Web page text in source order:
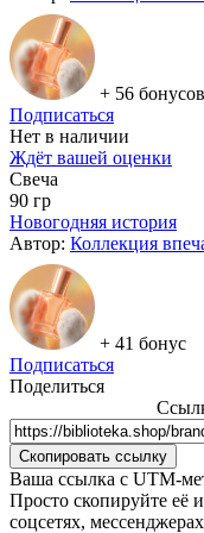
+ 56 бонусов
Подписаться
Нет в наличии
Ждёт вашей оценки
Свеча
90 гр
Новогодняя история
Автор: Коллекция
+ 41 бонус
Подписаться
Поделиться
Скопировать ссылку
Ваша сcылка с UTM-
Просто скопируйте её
соцсетях,